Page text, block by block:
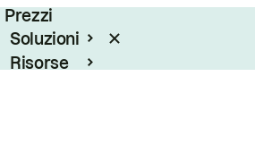
Prezzi
Soluzioni
Risorse